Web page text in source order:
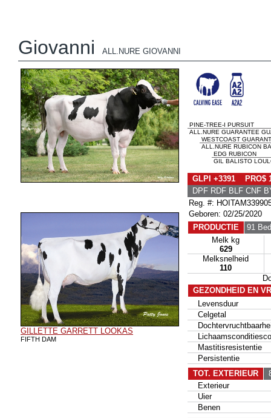
Giovanni ALL.NURE GIOVANNI
GILLETTE GARRETT LOOKAS
FIFTH DAM
PINE-TREE-I PURSUIT
ALL.NURE GUARANTEE
WESTCOAST
ALL.NURE RUBICON
EDG RUBICON
GIL BALISTO
GLPI +3391 PRO$
DPF RDF BLF CNF
Reg. #:
Geboren: 02/25/2020
PRODUCTIE
91
Melk kg
629
Melksnelheid
110
GEZONDHEID EN
Levensduur
Celgetal
Mastitisresistentie
Persistentie
TOT. EXTERIEUR
Exterieur
Uier
Benen